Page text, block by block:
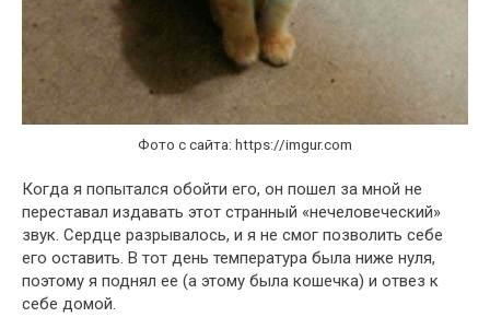
Фото с сайта: https://imgur.com
Когда я попытался обойти его, он пошел за мной не
переставал издавать этот странный «нечеловеческий»
звук. Сердце разрывалось, и я не смог позволить себе
его оставить. В тот день температура была ниже нуля,
поэтому я поднял ее (а этому была кошечка) и отвез к
себе домой.